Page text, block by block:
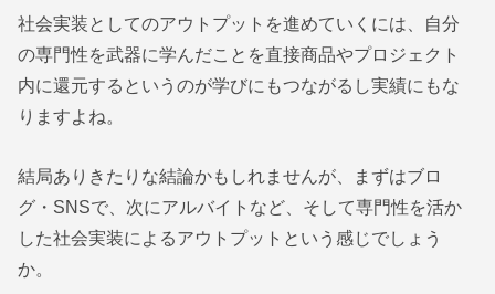
社会実装としてのアウトプットを進めていくには、自分
の専門性を武器に学んだことを直接商品やプロジェクト
内に還元するというのが学びにもつながるし実績にもな
りますよね。
結局ありきたりな結論かもしれませんが、まずはブロ
グ・SNSで、次にアルバイトなど、そして専門性を活か
した社会実装によるアウトプットという感じでしょう
か。